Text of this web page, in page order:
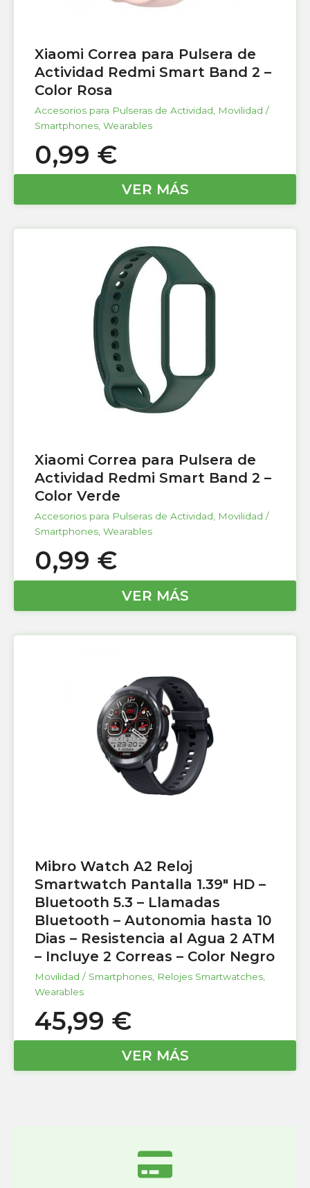
Xiaomi Correa para Pulsera de
Actividad Redmi Smart Band 2 –
Color Rosa
Accesorios para Pulseras de Actividad, Movilidad /
Smartphones, Wearables
0,99 €
VER MÁS
Xiaomi Correa para Pulsera de
Actividad Redmi Smart Band 2 –
Color Verde
Accesorios para Pulseras de Actividad, Movilidad /
Smartphones, Wearables
0,99 €
VER MÁS
Mibro Watch A2 Reloj
Smartwatch Pantalla 1.39″ HD –
Bluetooth 5.3 – Llamadas
Bluetooth – Autonomia hasta 10
Dias – Resistencia al Agua 2 ATM
– Incluye 2 Correas – Color Negro
Movilidad / Smartphones Relojes Smartwatches
Wearables
45,99 €
VER MÁS